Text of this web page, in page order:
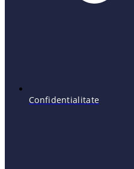
Confidentialitate